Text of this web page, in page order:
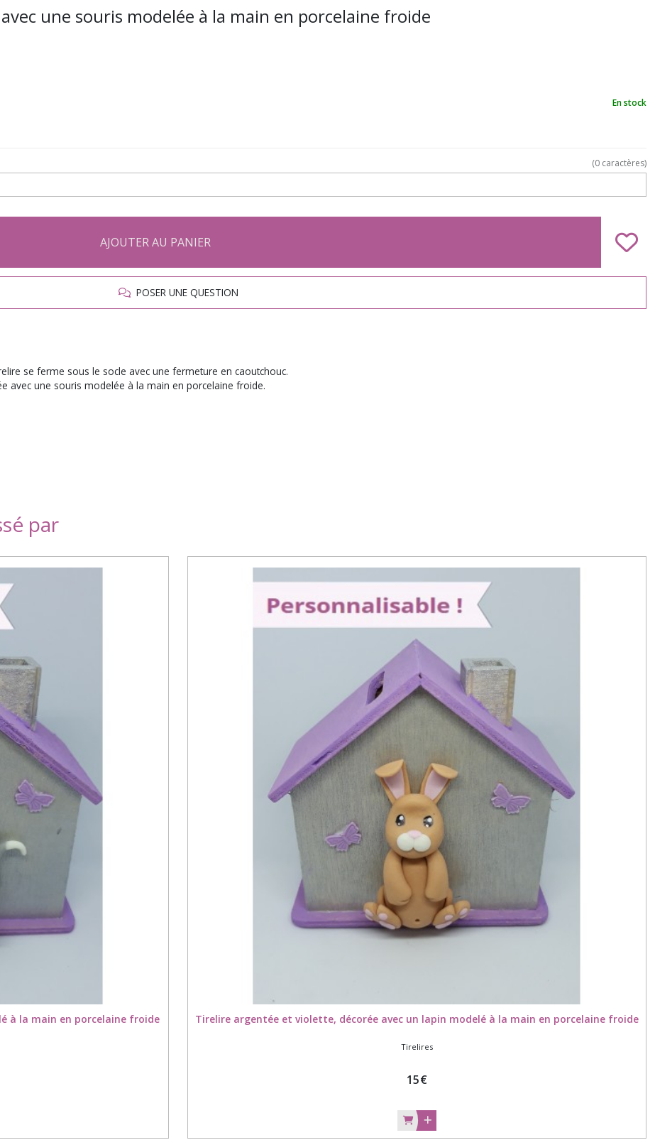
une souris modelée à la main en porcelaine froide
En stock
(0 caractères)
AJOUTER AU PANIER
POSER UNE QUESTION
se ferme sous le socle avec une fermeture en caoutchouc.
avec une souris modelée à la main en porcelaine froide.
par
à la main en porcelaine froide Tirelire argentée et violette, décorée avec un lapin modelé à la main en porcelaine froide
Tirelires
15€